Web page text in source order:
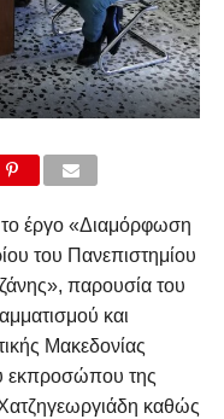
έργο «Διαμόρφωση
του Πανεπιστημίου
παρουσία του
και
Μακεδονίας
εκπροσώπου της
καθώς